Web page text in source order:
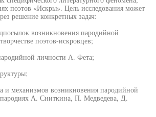
поэтов «Искры». Цель исследования может
решение конкретных задач:
возникновения пародийной
поэтов-искровцев;
личности А. Фета;
и механизмов возникновения пародийной
А. Сниткина, П. Медведева, Д.